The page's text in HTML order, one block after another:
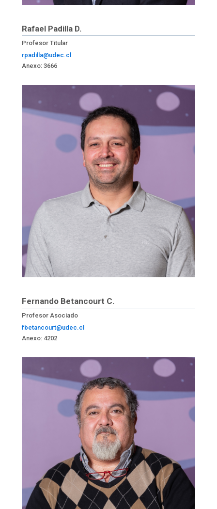
Rafael Padilla D.
Profesor Titular
rpadilla@udec.cl
Anexo: 3666
Fernando Betancourt C.
Profesor Asociado
fbetancourt@udec.cl
Anexo: 4202